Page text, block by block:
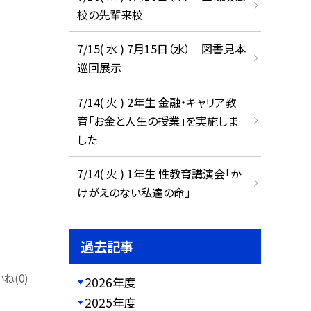
ね(0)
校の先輩来校
7/15( 水 ) 7月15日（水） 図書見本
巡回展示
7/14( 火 ) 2年生 金融・キャリア教
育「お金と人生の授業」を実施しま
した
7/14( 火 ) 1年生 性教育講演会「か
けがえのない私達の命」
過去記事
2026年度
2025年度